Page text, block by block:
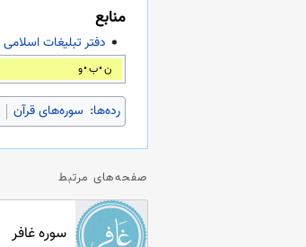
منابع
دفتر تبلیغات اسلامی
ن ب و
رده‌ها: سوره‌های قرآن
صفحه‌های مرتبط
سوره غافر